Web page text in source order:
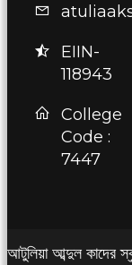
EIIN-
118943
College
Code :
7447
আটুলিয়া আব্দুল কাদের